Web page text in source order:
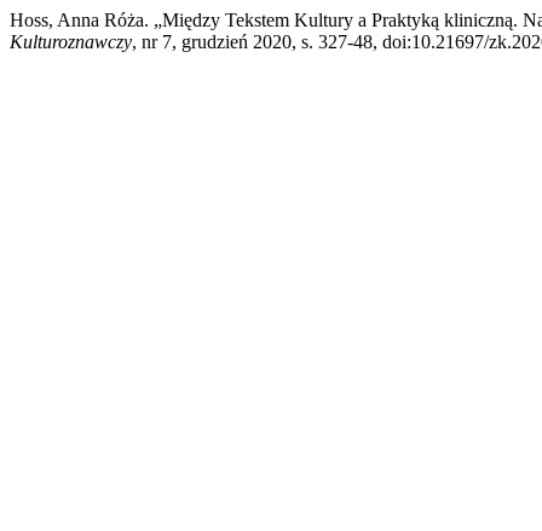
Hoss, Anna Róża. „Między Tekstem Kultury a Praktyką kliniczną.
Kulturoznawczy, nr 7, grudzień 2020, s. 327-48, doi:10.21697/